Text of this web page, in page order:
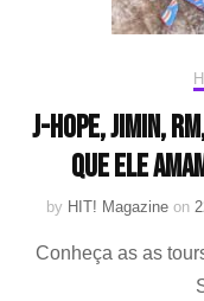
j-hope, Jimin,
que ele
by HIT! Magazine on
Conheça as as